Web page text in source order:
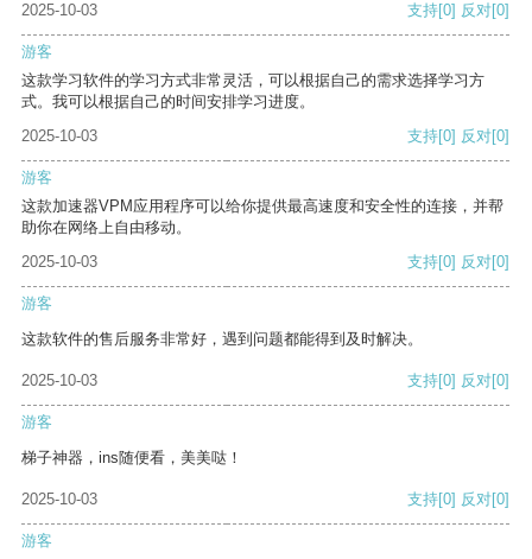
2025-10-03 支持[0] 反对[0]
游客
这款学习软件的学习方式非常灵活，可以根据自己的需求选择学习方
式。我可以根据自己的时间安排学习进度。
2025-10-03
支持[0] 反对[0]
游客
这款加速器VPM应用程序可以给你提供最高速度和安全性的连接，并帮
助你在网络上自由移动。
2025-10-03
支持[0] 反对[0]
游客
这款软件的售后服务非常好，遇到问题都能得到及时解决。
2025-10-03 支持[0] 反对[0]
游客
梯子神器，ins随便看，美美哒！
2025-10-03 支持[0] 反对[0]
游客